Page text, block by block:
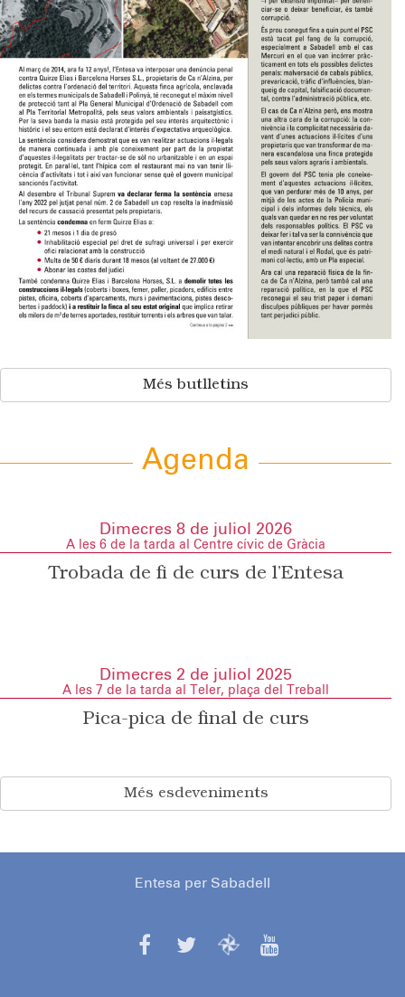
Més butlletins
Agenda
Dimecres 8 de juliol 2026
A les 6 de la tarda al Centre cívic de Gràcia
Trobada de fi de curs de l’Entesa
Dimecres 2 de juliol 2025
A les 7 de la tarda al Teler, plaça del Treball
Pica-pica de final de curs
Més esdeveniments
Entesa per Sabadell